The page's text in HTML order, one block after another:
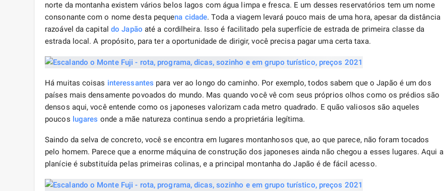
norte da montanha existem vários belos lagos com água limpa e fresca. E um desses reservatórios tem um nome
consonante com o nome desta pequena cidade. Toda a viagem levará pouco mais de uma hora, apesar da distância
razoável da capital do Japão até a cordilheira. Isso é facilitado pela superfície de estrada de primeira classe da
estrada local. A propósito, para ter a oportunidade de dirigir, você precisa pagar uma certa taxa.
Há muitas coisas interessantes para ver ao longo do caminho. Por exemplo, todos sabem que o Japão é um dos
países mais densamente povoados do mundo. Mas quando você vê com seus próprios olhos como os prédios são
densos aqui, você entende como os japoneses valorizam cada metro quadrado. E quão valiosos são aqueles
poucos lugares onde a mãe natureza continua sendo a proprietária legítima.
Saindo da selva de concreto, você se encontra em lugares montanhosos que, ao que parece, não foram tocados
pelo homem. Parece que a enorme máquina de construção dos japoneses ainda não chegou a esses lugares. Aqui a
planície é substituída pelas primeiras colinas, e a principal montanha do Japão é de fácil acesso.